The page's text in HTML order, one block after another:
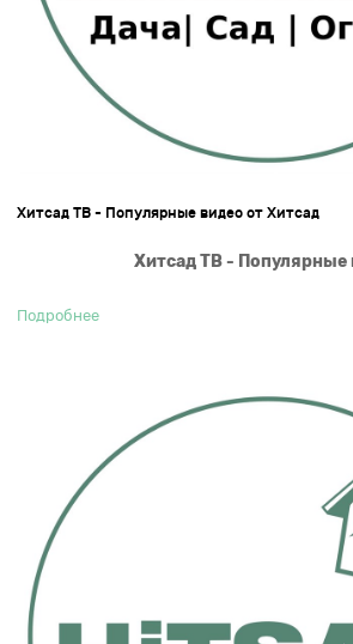
Хитсад ТВ - Популярные видео от Хитсад
Хитсад ТВ - Популярные
Подробнее